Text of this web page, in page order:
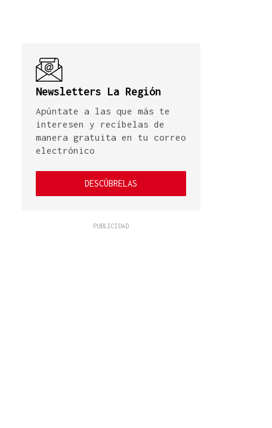
Newsletters La Región
Apúntate a las que más te
interesen y recíbelas de
manera gratuita en tu correo
electrónico
DESCÚBRELAS